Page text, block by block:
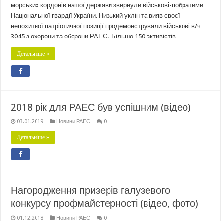
морських кордонів нашої держави звернули військові-побратими
Національної гвардії України. Низький уклін та вияв своєї
непохитної патріотичної позиції продемонстрували військові в/ч
3045 з охорони та оборони РАЕС. Більше 150 активістів …
Детальніше »
2018 рік для РАЕС був успішним (відео)
03.01.2019 Новини РАЕС 0
Детальніше »
Нагородження призерів галузевого
конкурсу профмайстерності (відео, фото)
01.12.2018 Новини РАЕС 0